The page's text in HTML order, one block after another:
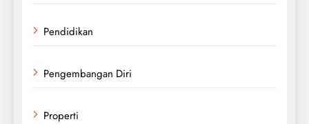
Pendidikan
Pengembangan Diri
Properti